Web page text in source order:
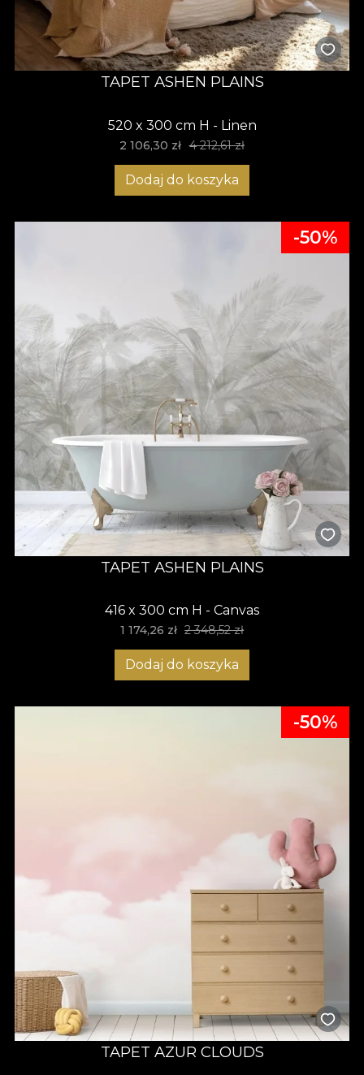
TAPET ASHEN PLAINS
520 x 300 cm H - Linen
2 106,30 zł 4 212,61 zł
Dodaj do koszyka
-50%
TAPET ASHEN PLAINS
416 x 300 cm H - Canvas
1 174,26 zł 2 348,52 zł
Dodaj do koszyka
-50%
TAPET AZUR CLOUDS